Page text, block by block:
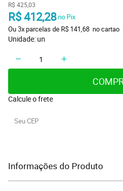
R$ 425,03
R$ 412,28 no Pix
Ou 3x parcelas de R$ 141,68 no cartao
Unidade: un
Calcule o frete
Informações do Produto